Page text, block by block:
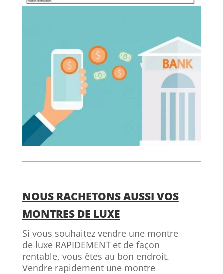
NOUS RACHETONS AUSSI VOS
MONTRES DE LUXE
Si vous souhaitez vendre une montre
de luxe RAPIDEMENT et de façon
rentable, vous êtes au bon endroit.
Vendre rapidement une montre